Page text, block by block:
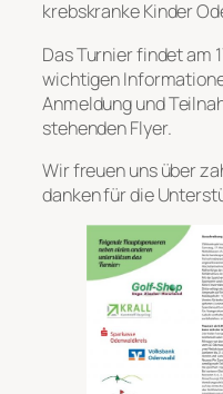
krebskranke Kinder
Das Turnier findet am
wichtigen
Anmeldung und
stehenden Flyer.
Wir freuen uns über
danken für die